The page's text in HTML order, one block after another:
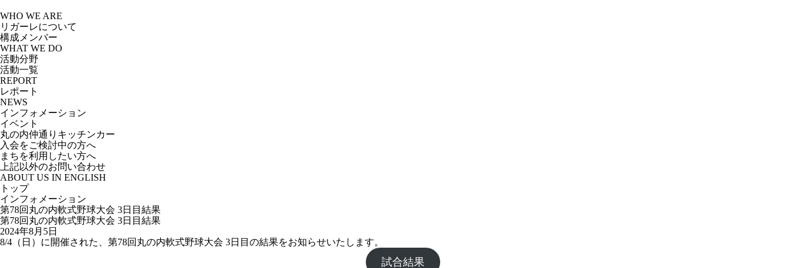
to
the
content
WHO WE ARE
リガーレについて
構成メンバー
WHAT WE DO
活動分野
活動一覧
REPORT
レポート
NEWS
インフォメーション
イベント
丸の内仲通りキッチンカー
入会をご検討中の方へ
まちを利用したい方へ
上記以外のお問い合わせ
ABOUT US IN ENGLISH
トップ
インフォメーション
第78回丸の内軟式野球大会 3日目結果
第78回丸の内軟式野球大会 3日目結果
2024年8月5日
8/4（日）に開催された、第78回丸の内軟式野球大会 3日目の結果をお知らせいたします。
試合結果